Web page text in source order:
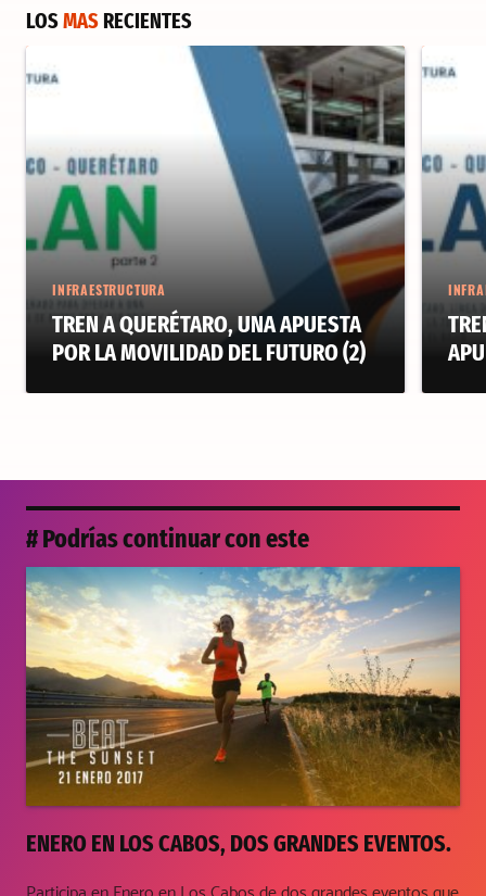
LOSMAS RECIENTES
INFRAESTRUCTURA
TREN A QUERÉTARO, UNA APUESTA
POR LA MOVILIDAD DEL FUTURO (2)
# Podrías continuar con este
ENERO EN LOS CABOS, DOS GRANDES EVENTOS.